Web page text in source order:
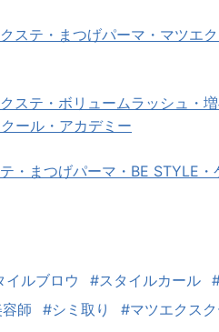
ステ・まつげパーマ・マツエ
ステ・ボリュームラッシュ・
ール・アカデミー
・まつげパーマ・BE STYLE
イルブロウ #スタイルカール
師 #シミ取り #マツエクス